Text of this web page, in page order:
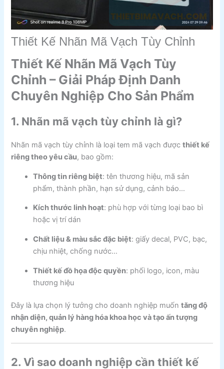
Thiết Kế Nhãn Mã Vạch Tùy Chỉnh
Thiết Kế Nhãn Mã Vạch Tùy
Chỉnh – Giải Pháp Định Danh
Chuyên Nghiệp Cho Sản Phẩm
1. Nhãn mã vạch tùy chỉnh là gì?
Nhãn mã vạch tùy chỉnh là loại tem mã vạch đượcthiết kế
riêng theo yêu cầu, bao gồm:
Thông tin riêng biệt: tên thương hiệu, mã sản
phẩm, thành phần, hạn sử dụng, cảnh báo…
Kích thước linh hoạt: phù hợp với từng loại bao bì
hoặc vị trí dán
Chất liệu & màu sắc đặc biệt: giấy decal, PVC, bạc,
chịu nhiệt, chống nước…
Thiết kế đồ họa độc quyền: phối logo, icon, màu
thương hiệu
Đây là lựa chọn lý tưởng cho doanh nghiệp muốntăng độ
nhận diện, quản lý hàng hóa khoa học và tạo ấn tượng
chuyên nghiệp.
2. Vì sao doanh nghiệp cần thiết kế